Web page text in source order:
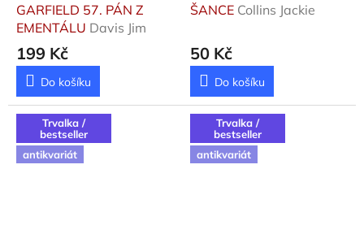
e
s
3
l
GARFIELD 57. PÁN Z
EMENTÁLU Davis Jim
199 Kč
Do košíku
ŠANCE Collins Jackie
50 Kč
Do košíku
Trvalka /
bestseller
antikvariát
Trvalka /
bestseller
antikvariát